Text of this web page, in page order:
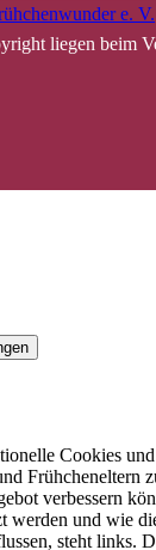
e. V.
liegen beim
Cookies
Frühcheneltern
verbessern
werden und wie
steht links.